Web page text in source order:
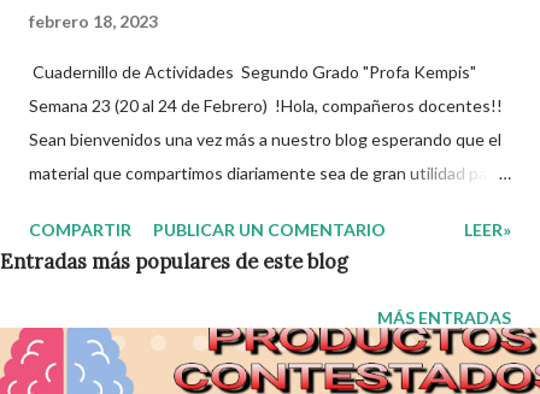
febrero 18, 2023
Cuadernillo de Actividades Segundo Grado "Profa Kempis"
Semana 23 (20 al 24 de Febrero) !Hola, compañeros docentes!!
Sean bienvenidos una vez más a nuestro blog esperando que el
material que compartimos diariamente sea de gran utilidad para
el cuadernillo de actividades de la semana 23 donde encontrarán
una serie de ejercicios, prácticas y diferentes propuestas con
las que los niños podrán trabajar para mejorar sus aprendizajes
de las diferentes asignaturas que estudien durante esta
semana. Esperando que este material sea de gran utilidad para
COMPARTIR PUBLICAR UN COMENTARIO LEER»
MÁS ENTRADAS
Entradas más populares de este blog